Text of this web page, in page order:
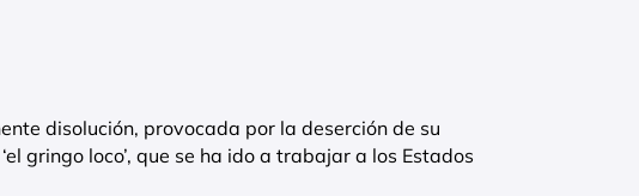
disolución, provocada por la deserción de su
gringo loco’, que se ha ido a trabajar a los Estados